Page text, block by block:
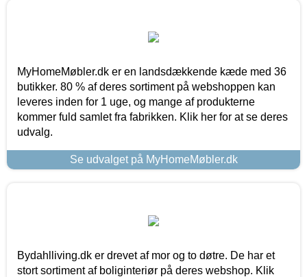
MyHomeMøbler.dk er en landsdækkende kæde med 36
butikker. 80 % af deres sortiment på webshoppen kan
leveres inden for 1 uge, og mange af produkterne
kommer fuld samlet fra fabrikken. Klik her for at se deres
udvalg.
Se udvalget på MyHomeMøbler.dk
Bydahlliving.dk er drevet af mor og to døtre. De har et
stort sortiment af boliginteriør på deres webshop. Klik